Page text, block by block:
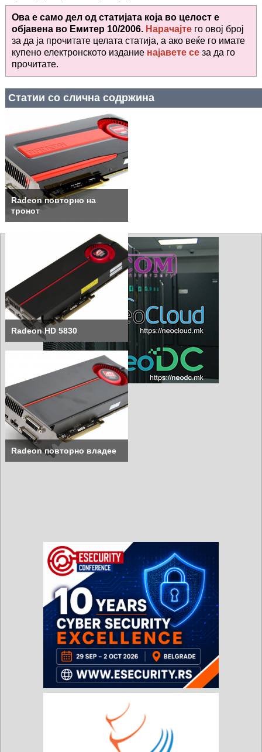
Ова е само дел од статијата која во целост е
објавена во Емитер 10/2006. Нарачајте го овој број
за да ја прочитате целата статија, а ако веќе го имате
купено електронското издание најавете се за да го
прочитате.
Статии со слична содржина
Radeon повторно на
тронот
Radeon HD 5830
Radeon повторно владее